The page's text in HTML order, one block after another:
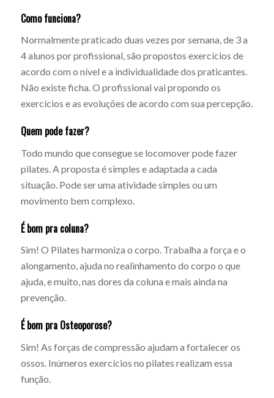
Como funciona?
Normalmente praticado duas vezes por semana, de 3 a
4 alunos por profissional, são propostos exercícios de
acordo com o nível e a individualidade dos praticantes.
Não existe ficha. O profissional vai propondo os
exercícios e as evoluções de acordo com sua percepção.
Quem pode fazer?
Todo mundo que consegue se locomover pode fazer
pilates. A proposta é simples e adaptada a cada
situação. Pode ser uma atividade simples ou um
movimento bem complexo.
É bom pra coluna?
Sim! O Pilates harmoniza o corpo. Trabalha a força e o
alongamento, ajuda no realinhamento do corpo o que
ajuda, e muito, nas dores da coluna e mais ainda na
prevenção.
É bom pra Osteoporose?
Sim! As forças de compressão ajudam a fortalecer os
ossos. Inúmeros exercícios no pilates realizam essa
função.